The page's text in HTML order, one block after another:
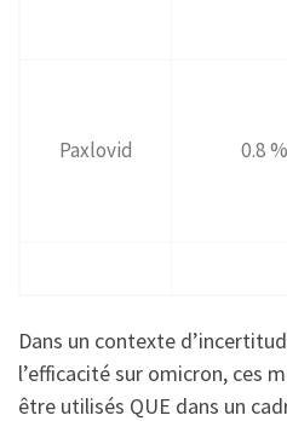
Paxlovid 0.8 %
Dans un contexte
l’efficacité sur omicron, ces
être utilisés QUE dans un